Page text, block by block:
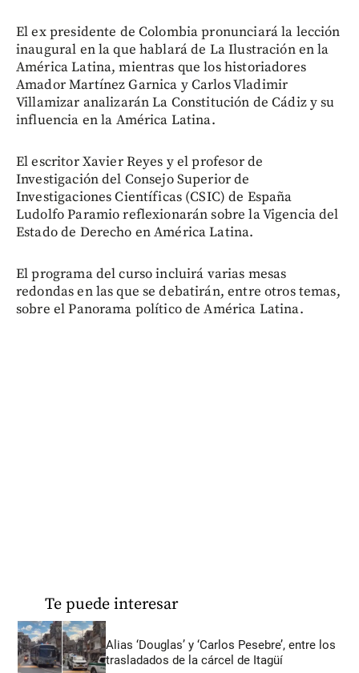
El ex presidente de Colombia pronunciará la lección
inaugural en la que hablará de La Ilustración en la
América Latina, mientras que los historiadores
Amador Martínez Garnica y Carlos Vladimir
Villamizar analizarán La Constitución de Cádiz y su
influencia en la América Latina.
El escritor Xavier Reyes y el profesor de
Investigación del Consejo Superior de
Investigaciones Científicas (CSIC) de España
Ludolfo Paramio reflexionarán sobre la Vigencia del
Estado de Derecho en América Latina.
El programa del curso incluirá varias mesas
redondas en las que se debatirán, entre otros temas,
sobre el Panorama político de América Latina.
Te puede interesar
Alias ‘Douglas’ y ‘Carlos Pesebre’, entre los
trasladados de la cárcel de Itagüí